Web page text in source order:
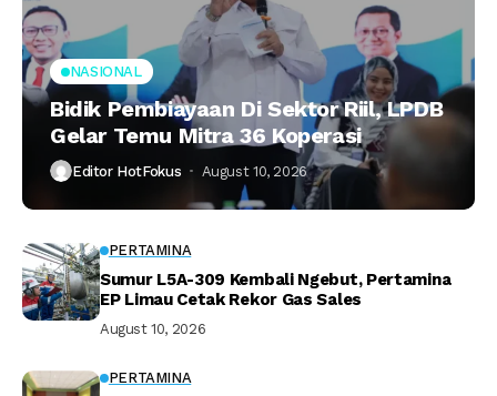
NASIONAL
Bidik Pembiayaan Di Sektor Riil, LPDB
Gelar Temu Mitra 36 Koperasi
Editor HotFokus August 10, 2026
PERTAMINA
Sumur L5A-309 Kembali Ngebut, Pertamina
EP Limau Cetak Rekor Gas Sales
August 10, 2026
PERTAMINA